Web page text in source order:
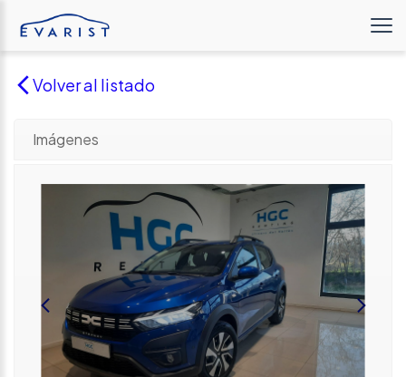
Volver al listado
Imágenes